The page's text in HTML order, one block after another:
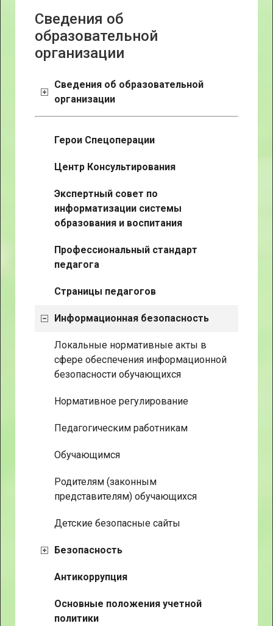
Сведения об
образовательной
организации
Сведения об образовательной
организации
Герои Спецоперации
Центр Консультирования
Экспертный совет по
информатизации системы
образования и воспитания
Профессиональный стандарт
педагога
Страницы педагогов
Информационная безопасность
Локальные нормативные акты в
сфере обеспечения информационной
безопасности обучающихся
Нормативное регулирование
Педагогическим работникам
Обучающимся
Родителям (законным
представителям) обучающихся
Детские безопасные сайты
Безопасность
Антикоррупция
Основные положения учетной
политики